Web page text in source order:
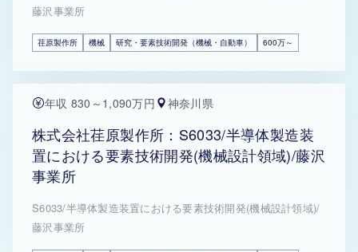
藤沢事業所
荏原製作所 機械 研究・要素技術開発（機械・自動車） 600万～
年収 830～1,090万円 神奈川県
株式会社荏原製作所：S6033/半導体製造装
置における要素技術開発(機械設計領域)/藤沢
事業所
S6033/半導体製造装置における要素技術開発(機械設計領域)/
藤沢事業所